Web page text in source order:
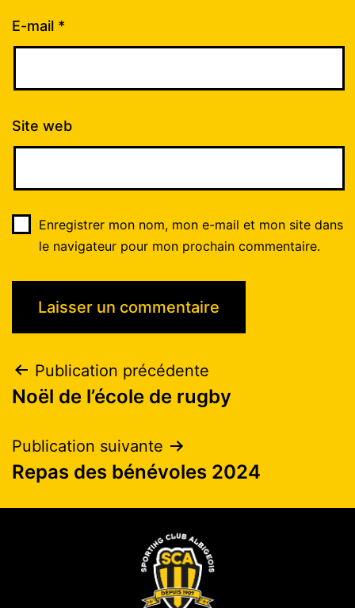
E-mail *
Site web
Enregistrer mon nom, mon e-mail et mon site dans
le navigateur pour mon prochain commentaire.
Publication précédente
Noël de l’école de rugby
Publication suivante
Repas des bénévoles 2024